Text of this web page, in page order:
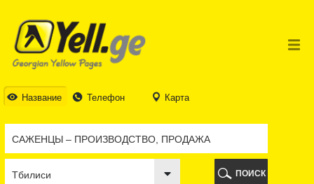
Название Телефон Карта
ТБИЛИСИ
ТБИЛИСИ
АБХАЗИЯ
ГАЛИ
БАТУМИ
КОБУЛЕТИ
ШУАХЕВИ
ЧАКВИ
ПОИСК